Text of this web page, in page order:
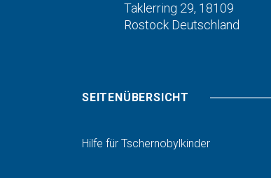
Taklerring 29, 18109
Rostock Deutschland
SEITENÜBERSICHT
Hilfe für Tschernobylkinder